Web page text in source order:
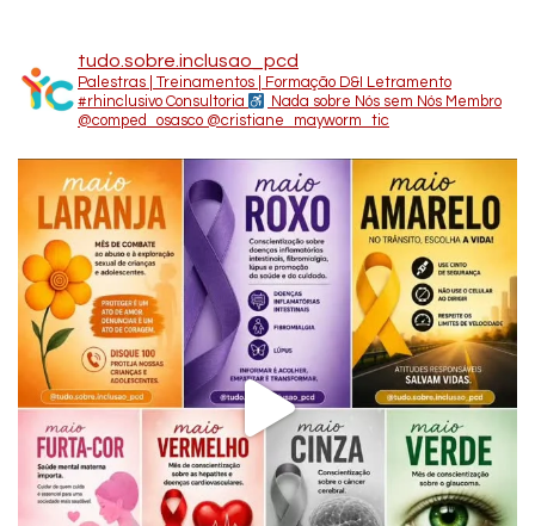
tudo.sobre.inclusao_pcd
Palestras | Treinamentos | Formação D&I Letramento
#rhinclusivo Consultoria Nada sobre Nós sem Nós Membro
@comped_osasco @cristiane_mayworm_tic